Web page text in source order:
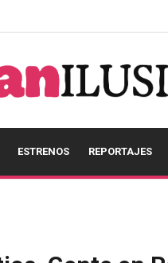
ESTRENOS REPORTAJES